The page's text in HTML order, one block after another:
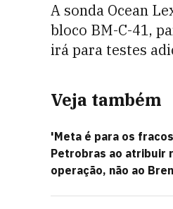
A sonda Ocean
bloco BM-C-41,
irá para testes
Veja também
'Meta é para os
Petrobras ao atribuir
operação, não ao